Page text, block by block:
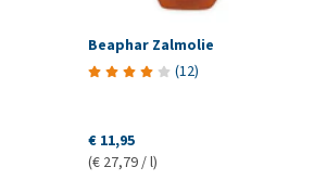
Beaphar Zalmolie
(12)
€ 11,95
(€ 27,79 / l)